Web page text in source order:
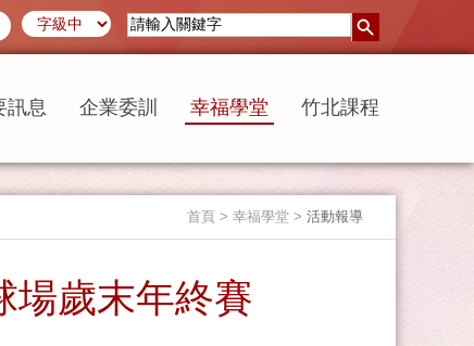
訊息 企業委訓 幸福學堂 竹北課程
首頁 > 幸福學堂 > 活動報導
場歲末年終賽